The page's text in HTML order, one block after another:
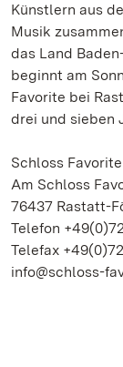
Künstlern aus
Musik
das Land
beginnt am
Favorite bei
drei und sieben
Schloss
Am Schloss
76437 Rastatt-
Telefon
Telefax
info@schloss-